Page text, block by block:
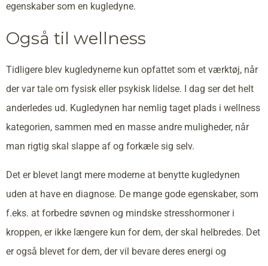
egenskaber som en kugledyne.
Også til wellness
Tidligere blev kugledynerne kun opfattet som et værktøj, når
der var tale om fysisk eller psykisk lidelse. I dag ser det helt
anderledes ud. Kugledynen har nemlig taget plads i wellness
kategorien, sammen med en masse andre muligheder, når
man rigtig skal slappe af og forkæle sig selv.
Det er blevet langt mere moderne at benytte kugledynen
uden at have en diagnose. De mange gode egenskaber, som
f.eks. at forbedre søvnen og mindske stresshormoner i
kroppen, er ikke længere kun for dem, der skal helbredes. Det
er også blevet for dem, der vil bevare deres energi og